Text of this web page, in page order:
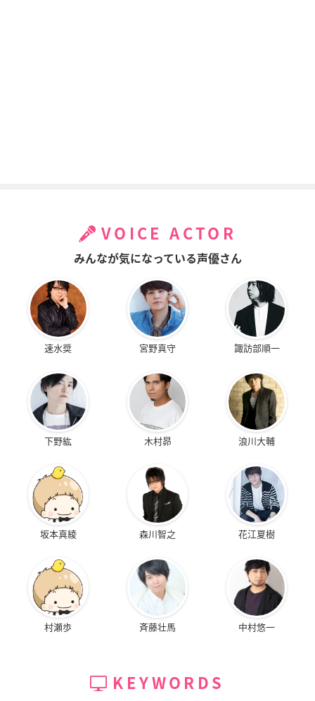
VOICE ACTOR
みんなが気になっている声優さん
速水奨 宮野真守 諏訪部順一
下野紘 木村昴 浪川大輔
坂本真綾 森川智之 花江夏樹
村瀬歩 斉藤壮馬 中村悠一
KEYWORDS